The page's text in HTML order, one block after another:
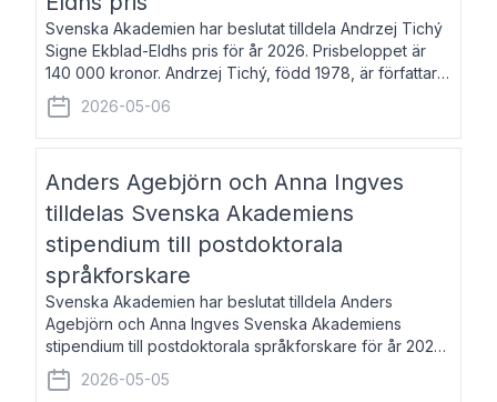
Svenska Akademien har beslutat tilldela Andrzej Tichý
Signe Ekblad-Eldhs pris för år 2026. Prisbeloppet är
140 000 kronor. Andrzej Tichý, född 1978, är författare
och kulturskribent. Han debuterade 2005 med den
lovordade romanen Sex liter l
2026-05-06
Anders Agebjörn och Anna Ingves
tilldelas Svenska Akademiens
stipendium till postdoktorala
språkforskare
Svenska Akademien har beslutat tilldela Anders
Agebjörn och Anna Ingves Svenska Akademiens
stipendium till postdoktorala språkforskare för år 2026.
Stipendiebeloppet är 75 000 kronor per mottagare.
Anders Agebjörn, född 1984, är universitet
2026-05-05